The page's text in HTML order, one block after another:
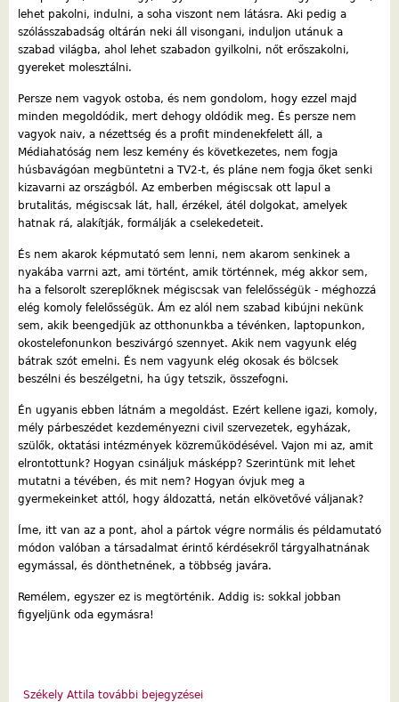
lehet pakolni, indulni, a soha viszont nem látásra. Aki pedig a
szólásszabadság oltárán neki áll visongani, induljon utánuk a
szabad világba, ahol lehet szabadon gyilkolni, nőt erőszakolni,
gyereket molesztálni.
Persze nem vagyok ostoba, és nem gondolom, hogy ezzel majd
minden megoldódik, mert dehogy oldódik meg. És persze nem
vagyok naiv, a nézettség és a profit mindenekfelett áll, a
Médiahatóság nem lesz kemény és következetes, nem fogja
húsbavágóan megbüntetni a TV2-t, és pláne nem fogja őket senki
kizavarni az országból. Az emberben mégiscsak ott lapul a
brutalitás, mégiscsak lát, hall, érzékel, átél dolgokat, amelyek
hatnak rá, alakítják, formálják a cselekedeteit.
És nem akarok képmutató sem lenni, nem akarom senkinek a
nyakába varrni azt, ami történt, amik történnek, még akkor sem,
ha a felsorolt szereplőknek mégiscsak van felelősségük - méghozzá
elég komoly felelősségük. Ám ez alól nem szabad kibújni nekünk
sem, akik beengedjük az otthonunkba a tévénken, laptopunkon,
okostelefonunkon beszivárgó szennyet. Akik nem vagyunk elég
bátrak szót emelni. És nem vagyunk elég okosak és bölcsek
beszélni és beszélgetni, ha úgy tetszik, összefogni.
Én ugyanis ebben látnám a megoldást. Ezért kellene igazi, komoly,
mély párbeszédet kezdeményezni civil szervezetek, egyházak,
szülők, oktatási intézmények közreműködésével. Vajon mi az, amit
elrontottunk? Hogyan csináljuk másképp? Szerintünk mit lehet
mutatni a tévében, és mit nem? Hogyan óvjuk meg a
gyermekeinket attól, hogy áldozattá, netán elkövetővé váljanak?
Íme, itt van az a pont, ahol a pártok végre normális és példamutató
módon valóban a társadalmat érintő kérdésekről tárgyalhatnának
egymással, és dönthetnének, a többség javára.
Remélem, egyszer ez is megtörténik. Addig is: sokkal jobban
figyeljünk oda egymásra!
Székely Attila további bejegyzései